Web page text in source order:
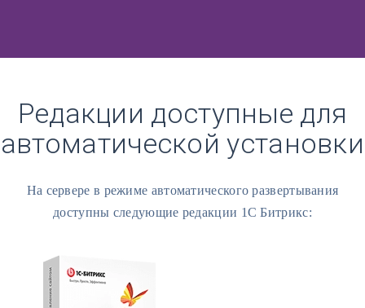
Редакции доступные для
автоматической установки
На сервере в режиме автоматического развертывания
доступны следующие редакции 1С Битрикс: